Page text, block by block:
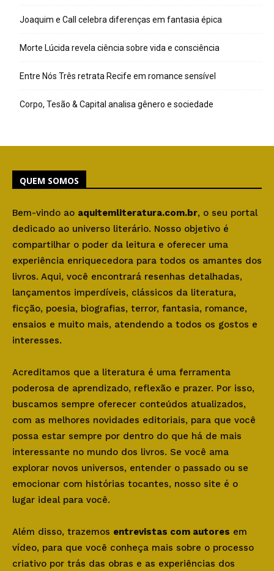
Joaquim e Call celebra diferenças em fantasia épica
Morte Lúcida revela ciência sobre vida e consciência
Entre Nós Três retrata Recife em romance sensível
Corpo, Tesão & Capital analisa gênero e sociedade
QUEM SOMOS
Bem-vindo ao aquitemliteratura.com.br, o seu portal
dedicado ao universo literário. Nosso objetivo é
compartilhar o poder da leitura e oferecer uma
experiência enriquecedora para todos os amantes dos
livros. Aqui, você encontrará resenhas detalhadas,
lançamentos imperdíveis, clássicos da literatura,
ficção, poesia, biografias, terror, fantasia, romance,
ensaios e muito mais, atendendo a todos os gostos e
interesses.
Acreditamos que a literatura é uma ferramenta
poderosa de aprendizado, reflexão e prazer. Por isso,
buscamos sempre oferecer conteúdos atualizados,
com as melhores novidades editoriais, para que você
possa estar sempre por dentro do que há de mais
interessante no mundo dos livros. Se você ama
explorar novos universos, entender o passado ou se
emocionar com histórias tocantes, nosso site é o
lugar ideal para você.
Além disso, trazemos entrevistas com autores em
vídeo, para que você conheça mais sobre o processo
criativo por trás das obras e as experiências dos